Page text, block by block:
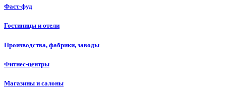
Фаст-фуд
Гостиницы и отели
Производства, фабрики, заводы
Фитнес-центры
Магазины и салоны